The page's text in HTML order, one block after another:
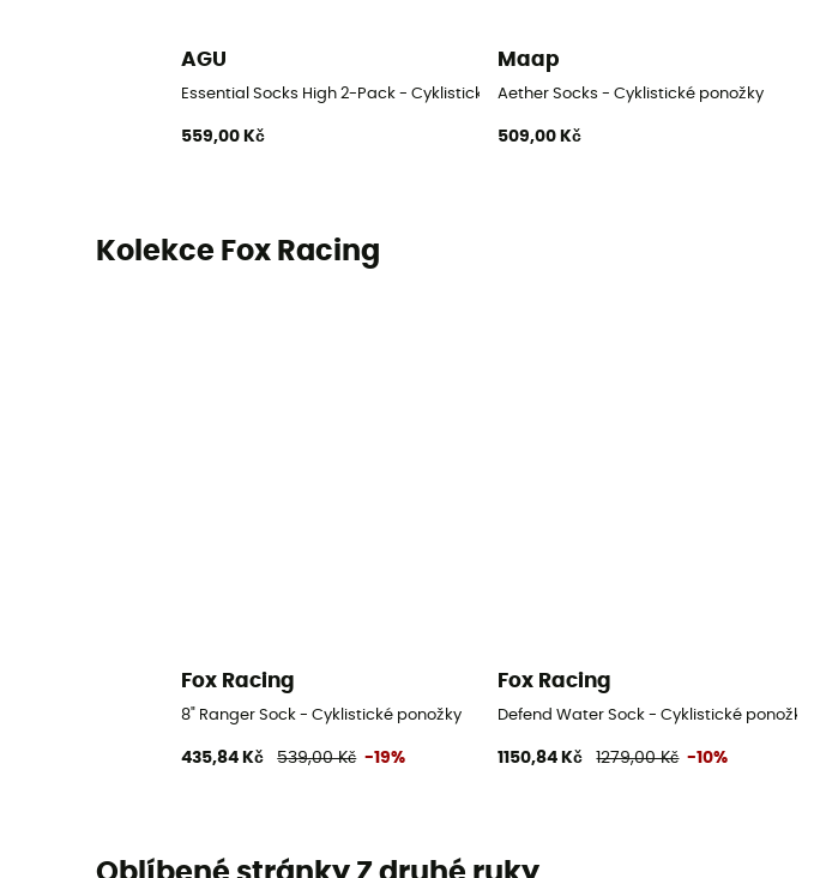
AGU
Essential Socks High 2-Pack - Cyklistické ponožky
559,00 Kč
Maap
Aether Socks - Cyklistické ponožky
509,00 Kč
Kolekce Fox Racing
Fox Racing
8" Ranger Sock - Cyklistické ponožky
435,84 Kč 539,00 Kč -19%
Fox Racing
Defend Water Sock - Cyklistické ponožky
1150,84 Kč 1279,00 Kč -10%